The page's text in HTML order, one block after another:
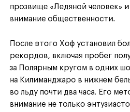
прозвище «Ледяной человек»
внимание общественности.
После этого Хоф установил
рекордов, включая пробег
за Полярным кругом в одних
на Килиманджаро в нижнем
во льду почти два часа. Его
внимание не только